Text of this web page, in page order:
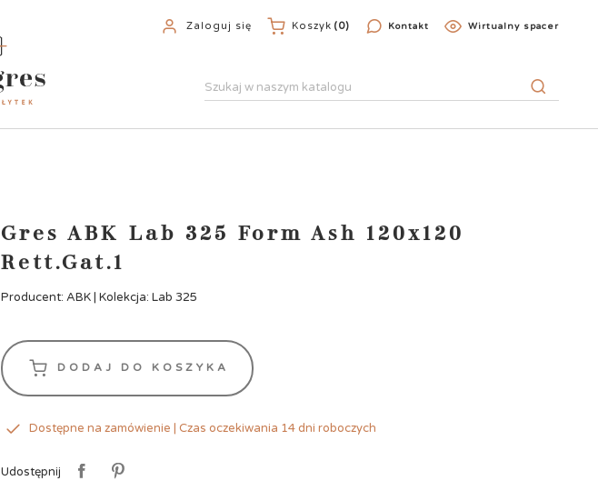
Zaloguj się Koszyk (0) Kontakt Wirtualny spacer
Gres ABK Lab 325 Form Ash 120x120
Rett.Gat.1
Producent: ABK | Kolekcja: Lab 325
DODAJ DO KOSZYKA
Dostępne na zamówienie | Czas oczekiwania 14 dni roboczych
Udostępnij